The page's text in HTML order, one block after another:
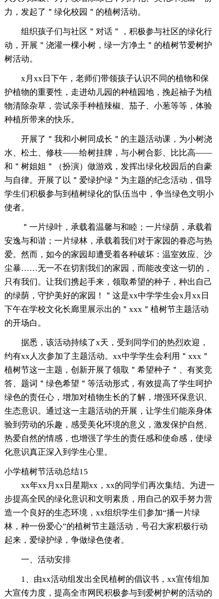
力，发起了＂绿化校园＂的植树活动。
组织孩子们与社区＂对话＂，积极参与社区的绿化行
动，开展＂浇灌一棵小树，绿一方净土＂的植树节爱树护
树活动。
x月xx日下午，老师们带领孩子认识不同的植物和保
护植物的重要性，走进幼儿园的种植园地，挽起袖子为植
物清除杂草，尝试亲手种植辣椒、茄子、小葱等等，体验
种植所带来的快乐。
开展了＂我和小树同成长＂的主题活动课，为小树浇
水、松土、修枝——给树挂牌，与小树合影、比比高——
和＂树姐姐＂（扮演）做游戏，发挥出绿化校园后的自豪
与自律。开展了以＂爱绿护绿＂为主题的纪念活动，倡导
学生们积极参与到植树绿化的'队伍当中，争当绿色文明小
使者。
＂一片绿叶，承载着温馨与和睦；一片绿荫，承载着
安逸与和谐；一片绿林，承载着我们对于家园的眷恋与热
爱。然而，如今的家园却遭受着各种破坏：温室效应、沙
尘暴……无一不在切割我们的家园，而能改变这一切的，
只有我们。让我们携起手来，领取希望的种子，种出自己
的绿荫，守护美好的家园！＂这是xx中学学生会x月xx日
下午在学校文化长廊里展示出的＂xxx＂植树节主题活动
的开场白。
据悉，该活动持续了x天，受到同学们的热烈欢迎，
约有xx人次参加了主题活动。xx中学学生会利用＂xxx＂
植树节这一主题，创新开展了领取＂希望种子＂、有奖竞
答、题词＂绿色希望＂等活动形式，有效提高了学生呵护
绿色的责任心，增加对植物生长的了解，增强环保意识、
生态意识。通过这一主题活动的开展，让学生们能亲身体
验到劳动的乐趣，感受美化环境的意义，激发保护自然、
热爱自然的情感，也增强了学生的责任感和使命感，使绿
化意识真正深入到学生心里。
小学植树节活动总结15
xx年xx月xx日星期xx，xx的同学们再次集结。为进一
步提高全民的绿化意识和文明素质，用自己的双手努力营
造一个良好的生态环境，xx组织学生们参加“播一片绿
林，种一份爱心”的植树节主题活动，号召大家积极行动
起来，爱绿护绿，争做绿色使者。
一、活动安排
1、由xx活动组发出全民植树的倡议书，xx宣传组加
大宣传力度，提高全市网民积极参与到爱树护树的活动的